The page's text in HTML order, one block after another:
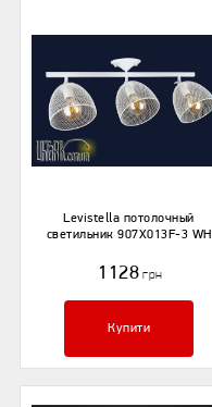
Levistella потолочный
светильник 907X013F-3 WH
1128 грн
Купити